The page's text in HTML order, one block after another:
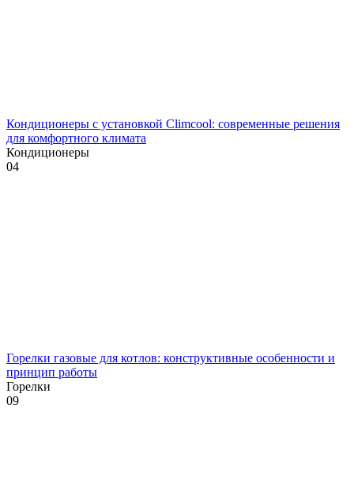
Кондиционеры с установкой Climcool: современные решения
для комфортного климата
Кондиционеры
04
Горелки газовые для котлов: конструктивные особенности и
принцип работы
Горелки
09